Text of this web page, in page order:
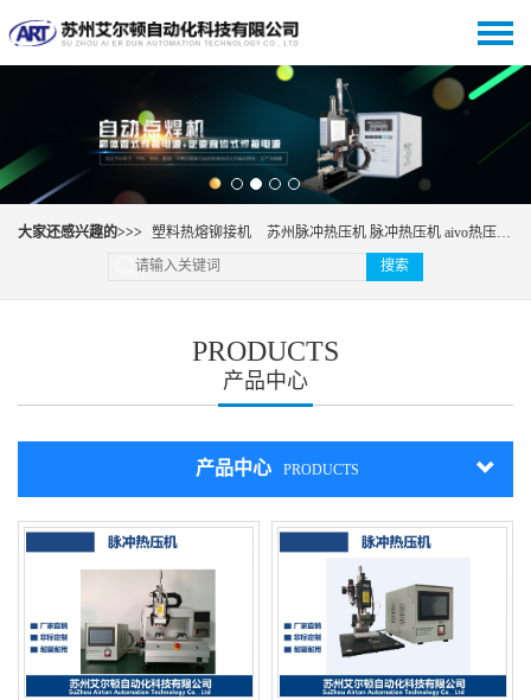
大家还感兴趣的>>> 塑料热熔铆接机 苏州脉冲热压机 脉冲热压机 aivo热压机 哈巴机
搜索
PRODUCTS
产品中心
产品中心 PRODUCTS